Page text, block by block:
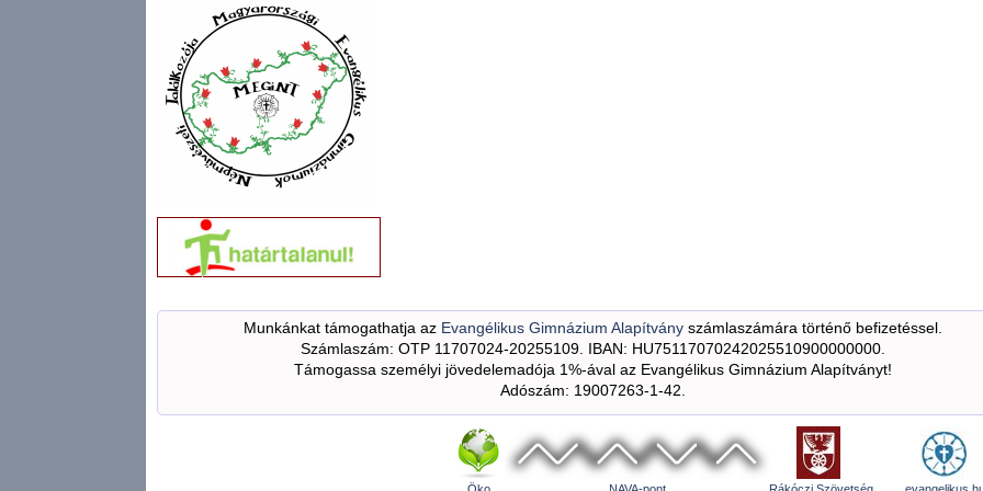
Munkánkat támogathatja az Evangélikus Gimnázium Alapítványszámlaszámára történő befizetéssel.
Számlaszám: OTP 11707024-20255109. IBAN: HU75117070242025510900000000.
Támogassa személyi jövedelemadója 1%-ával az Evangélikus Gimnázium Alapítványt!
Adószám: 19007263-1-42.